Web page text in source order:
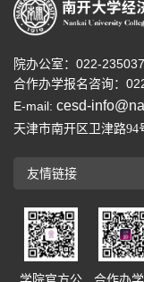
院办公室：022-
合作办学报名咨询：
E-mail: cesd-
天津市南开区卫津路94
友情链接